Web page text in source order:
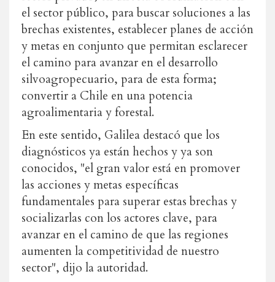
el sector público, para buscar soluciones a las
brechas existentes, establecer planes de acción
y metas en conjunto que permitan esclarecer
el camino para avanzar en el desarrollo
silvoagropecuario, para de esta forma;
convertir a Chile en una potencia
agroalimentaria y forestal.
En este sentido, Galilea destacó que los
diagnósticos ya están hechos y ya son
conocidos, "el gran valor está en promover
las acciones y metas específicas
fundamentales para superar estas brechas y
socializarlas con los actores clave, para
avanzar en el camino de que las regiones
aumenten la competitividad de nuestro
sector", dijo la autoridad.